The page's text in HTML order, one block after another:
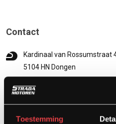
Toestemming
Contact
Kardinaal van Rossumstraat
5104 HN Dongen
info@stradamotoren.nl
Whatsapp